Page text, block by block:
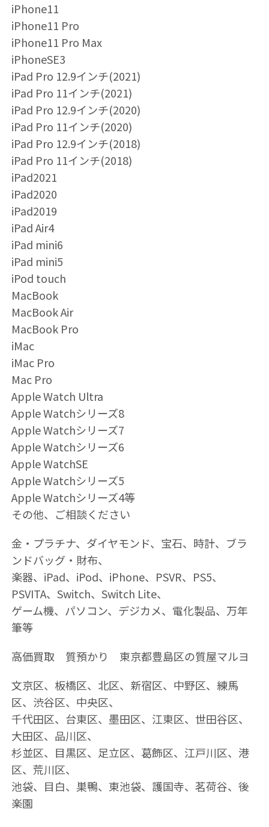
iPhone11
iPhone11 Pro
iPhone11 Pro Max
iPhoneSE3
iPad Pro 12.9インチ(2021)
iPad Pro 11インチ(2021)
iPad Pro 12.9インチ(2020)
iPad Pro 11インチ(2020)
iPad Pro 12.9インチ(2018)
iPad Pro 11インチ(2018)
iPad2021
iPad2020
iPad2019
iPad Air4
iPad mini6
iPad mini5
iPod touch
MacBook
MacBook Air
MacBook Pro
iMac
iMac Pro
Mac Pro
Apple Watch Ultra
Apple Watchシリーズ8
Apple Watchシリーズ7
Apple Watchシリーズ6
Apple WatchSE
Apple Watchシリーズ5
Apple Watchシリーズ4等
その他、ご相談ください
金・プラチナ、ダイヤモンド、宝石、時計、ブラ
ンドバッグ・財布、
楽器、iPad、iPod、iPhone、PSVR、PS5、
PSVITA、Switch、Switch Lite、
ゲーム機、パソコン、デジカメ、電化製品、万年
筆等
高価買取 質預かり 東京都豊島区の質屋マルヨ
文京区、板橋区、北区、新宿区、中野区、練馬
区、渋谷区、中央区、
千代田区、台東区、墨田区、江東区、世田谷区、
大田区、品川区、
杉並区、目黒区、足立区、葛飾区、江戸川区、港
区、荒川区、
池袋、目白、巣鴨、東池袋、護国寺、茗荷谷、後
楽園